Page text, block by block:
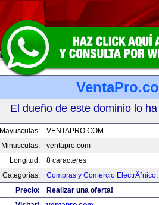
El dueño de este dominio lo
Mayusculas:
VENTAPRO.COM
Minusculas:
ventapro.com
Longitud:
8 caracteres
Categorias:
Compras y Comercio ElectrÃ³nico,
Precio:
Realizar una oferta!